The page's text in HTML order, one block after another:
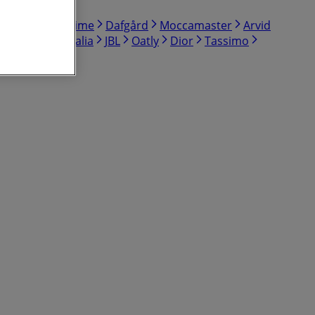
Prime Dafgård Moccamaster
Arvid
gevalia JBL Oatly Dior
Tassimo